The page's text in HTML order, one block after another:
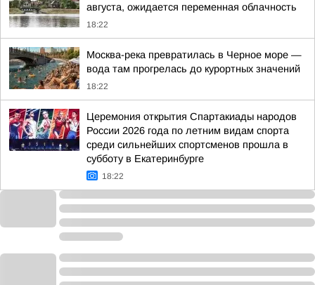
августа, ожидается переменная облачность
18:22
Москва-река превратилась в Черное море —
вода там прогрелась до курортных значений
18:22
Церемония открытия Спартакиады народов
России 2026 года по летним видам спорта
среди сильнейших спортсменов прошла в
субботу в Екатеринбурге
18:22